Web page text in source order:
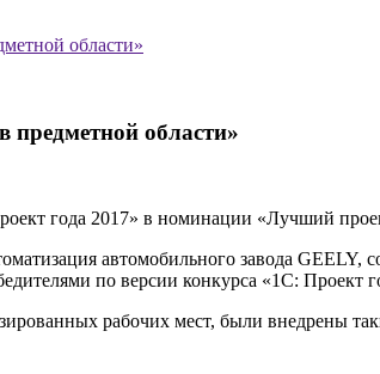
области»
области»
года 2017» в номинации «Лучший
автомобильного завода GEELY,
по версии конкурса «1С: Проект
рабочих мест, были внедрены